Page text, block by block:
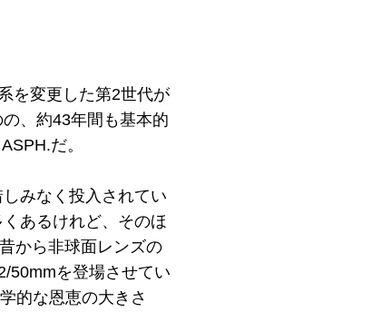
を変更した第2世代が
、約43年間も基本的
だ。
みなく投入されてい
あるけれど、そのほ
から非球面レンズの
50mmを登場させてい
的な恩恵の大きさ